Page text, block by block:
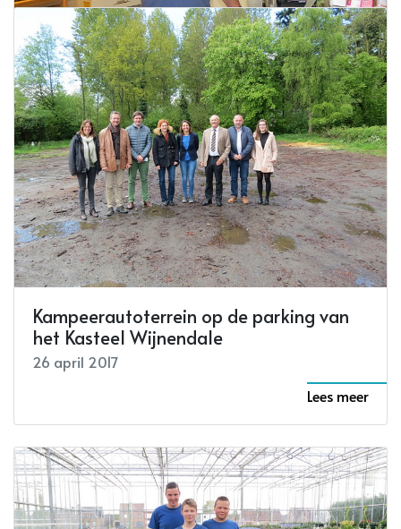
Lees meer
Win 250 euro in Origin'O Torhout!
26 april 2017
Lees meer
Kampeerautoterrein op de parking van
het Kasteel Wijnendale
26 april 2017
Lees meer